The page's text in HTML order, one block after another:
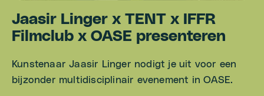
Jaasir Linger x TENT x IFFR
Filmclub x OASE presenteren
Kunstenaar Jaasir Linger nodigt je uit voor een
bijzonder multidisciplinair evenement in OASE.